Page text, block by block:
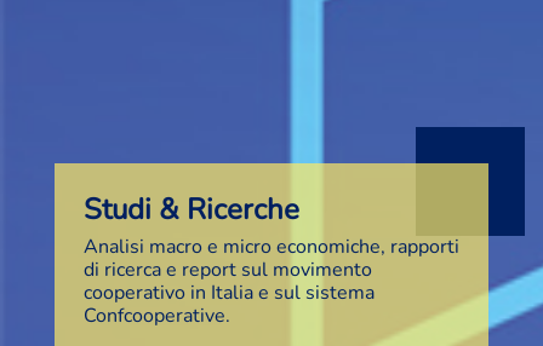
Studi & Ricerche
Analisi macro e micro economiche, rapporti
di ricerca e report sul movimento
cooperativo in Italia e sul sistema
Confcooperative.